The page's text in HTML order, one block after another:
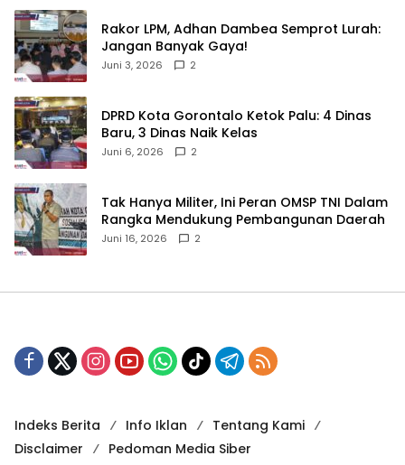
‎Rakor LPM, Adhan Dambea Semprot Lurah:
Jangan Banyak Gaya!‎
Juni 3, 2026 2
‎DPRD Kota Gorontalo Ketok Palu: 4 Dinas
Baru, 3 Dinas Naik Kelas
Juni 6, 2026 2
‎Tak Hanya Militer, Ini Peran OMSP TNI Dalam
Rangka Mendukung Pembangunan Daerah
Juni 16, 2026 2
Indeks Berita Info Iklan
Tentang Kami
Disclaimer
Pedoman Media Siber